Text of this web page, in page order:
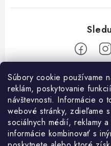
Súbory cookie používame
reklám, poskytovanie
návštevnosti. Informácie o
webové stránky, zdieľame
sociálnych médií, reklamy
informácie kombinovať s
Nakupovanie
Ako nakupovať
Obchodné podmienky
Objednávky